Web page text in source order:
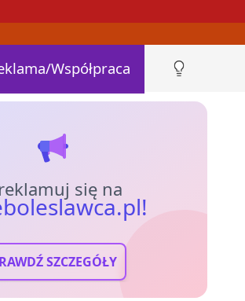
Współpraca
się na
SZCZEGÓŁY